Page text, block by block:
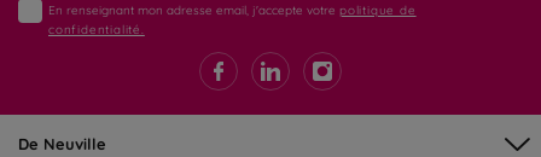
En renseignant mon adresse email, j'accepte votre politique de
confidentialité.
De Neuville